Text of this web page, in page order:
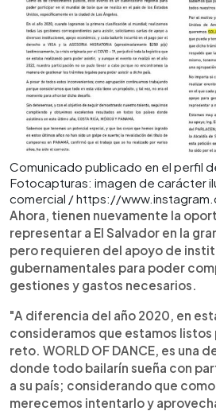
Comunicado publicado en el perfil
Fotocapturas: imagen de carácter
comercial / https://
Ahora, tienen nuevamente la
representar a El Salvador en la
pero requieren del apoyo de
gubernamentales para poder
gestiones y gastos necesarios.
"A diferencia del año 2020, en
consideramos que estamos listos
reto. WORLD OF DANCE, es una
donde todo bailarín sueña con
a su país; considerando que
merecemos intentarlo y